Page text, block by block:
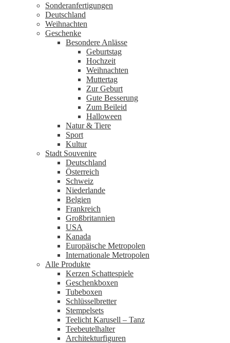
Sonderanfertigungen
Deutschland
Weihnachten
Geschenke
Besondere Anlässe
Geburtstag
Hochzeit
Weihnachten
Muttertag
Zur Geburt
Gute Besserung
Zum Beileid
Halloween
Natur & Tiere
Sport
Kultur
Stadt Souvenire
Deutschland
Österreich
Schweiz
Niederlande
Belgien
Frankreich
Großbritannien
USA
Kanada
Europäische Metropolen
Internationale Metropolen
Alle Produkte
Kerzen Schattespiele
Geschenkboxen
Tubeboxen
Schlüsselbretter
Stempelsets
Teelicht Karusell – Tanz
Teebeutelhalter
Architekturfiguren